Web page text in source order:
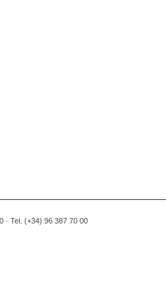
· Tel. (+34) 96 387 70 00